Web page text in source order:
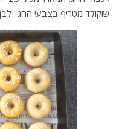
שוקולד מטריף בצבעי החג-